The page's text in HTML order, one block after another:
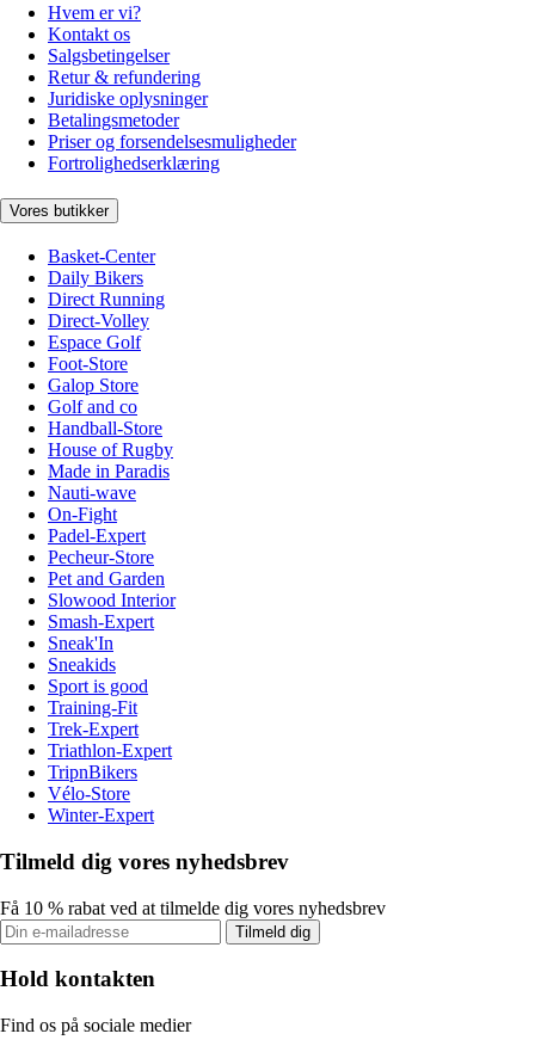
Hvem er vi?
Kontakt os
Salgsbetingelser
Retur & refundering
Juridiske oplysninger
Betalingsmetoder
Priser og forsendelsesmuligheder
Fortrolighedserklæring
Vores butikker
Basket-Center
Daily Bikers
Direct Running
Direct-Volley
Espace Golf
Foot-Store
Galop Store
Golf and co
Handball-Store
House of Rugby
Made in Paradis
Nauti-wave
On-Fight
Padel-Expert
Pecheur-Store
Pet and Garden
Slowood Interior
Smash-Expert
Sneak'In
Sneakids
Sport is good
Training-Fit
Trek-Expert
Triathlon-Expert
TripnBikers
Vélo-Store
Winter-Expert
Tilmeld dig vores nyhedsbrev
Få 10 % rabat ved at tilmelde dig vores nyhedsbrev
Tilmeld dig
Hold kontakten
Find os på sociale medier